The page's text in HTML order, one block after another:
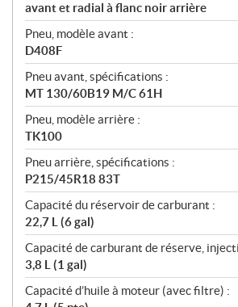
avant et radial à flanc noir arrière
Pneu, modèle avant :
D408F
Pneu avant, spécifications :
MT 130/60B19 M/C 61H
Pneu, modèle arrière :
TK100
Pneu arrière, spécifications :
P215/45R18 83T
Capacité du réservoir de carburant :
22,7 L (6 gal)
Capacité de carburant de réserve,
3,8 L (1 gal)
Capacité d’huile à moteur (avec filtre) :